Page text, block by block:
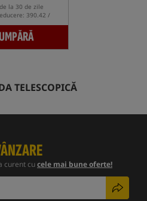
la 30 de zile
390.42 /
TELESCOPICĂ
curent cucele mai bune oferte!